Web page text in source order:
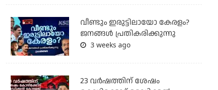
വീണ്ടും ഇരുട്ടിലായോ കേരളം?
ജനങ്ങൾ പ്രതികരിക്കുന്നു
3 weeks ago
23 വർഷത്തിന് ശേഷം